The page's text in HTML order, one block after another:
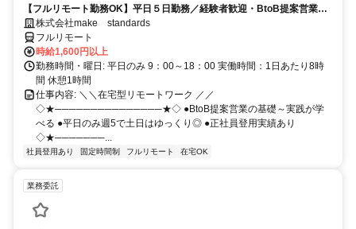
【フルリモート勤務OK】平日５日勤務／経験者歓迎・BtoB提案営業で
スキルアップ
株式会社make standards
フルリモート
時給1,600円以上
勤務時間・曜日: 平日のみ 9：00～18：00 実働時間：1日あたり8時
間 休憩1時間
仕事内容: ＼＼在宅型リモートワーク ／／
◇★───────────────★◇ ●BtoB提案営業の基礎～実践が学
べる ●平日のみ週5で土日はゆっくり◎ ●正社員登用実績あり
◇★───────...
社員登用あり 固定時間制 フルリモート 在宅OK
業務委託